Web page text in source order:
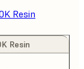
Resin
Resin